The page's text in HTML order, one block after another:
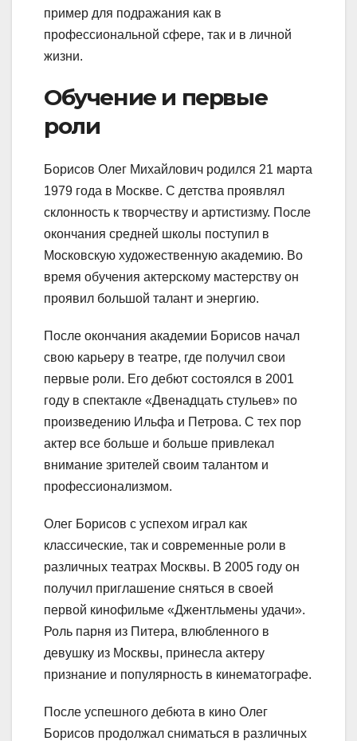
пример для подражания как в
профессиональной сфере, так и в личной
жизни.
Обучение и первые
роли
Борисов Олег Михайлович родился 21 марта
1979 года в Москве. С детства проявлял
склонность к творчеству и артистизму. После
окончания средней школы поступил в
Московскую художественную академию. Во
время обучения актерскому мастерству он
проявил большой талант и энергию.
После окончания академии Борисов начал
свою карьеру в театре, где получил свои
первые роли. Его дебют состоялся в 2001
году в спектакле «Двенадцать стульев» по
произведению Ильфа и Петрова. С тех пор
актер все больше и больше привлекал
внимание зрителей своим талантом и
профессионализмом.
Олег Борисов с успехом играл как
классические, так и современные роли в
различных театрах Москвы. В 2005 году он
получил приглашение сняться в своей
первой кинофильме «Джентльмены удачи».
Роль парня из Питера, влюбленного в
девушку из Москвы, принесла актеру
признание и популярность в кинематографе.
После успешного дебюта в кино Олег
Борисов продолжал сниматься в различных